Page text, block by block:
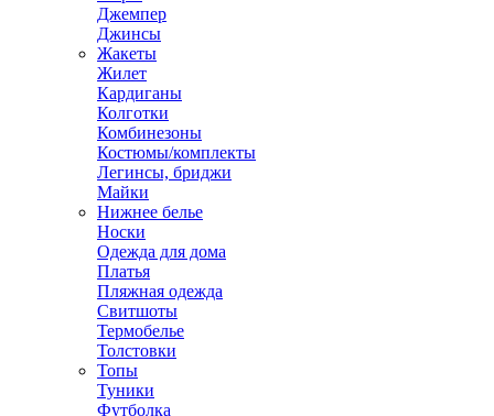
Джемпер
Джинсы
Жакеты
Жилет
Кардиганы
Колготки
Комбинезоны
Костюмы/комплекты
Легинсы, бриджи
Майки
Нижнее белье
Носки
Одежда для дома
Платья
Пляжная одежда
Свитшоты
Термобелье
Толстовки
Топы
Туники
Футболка